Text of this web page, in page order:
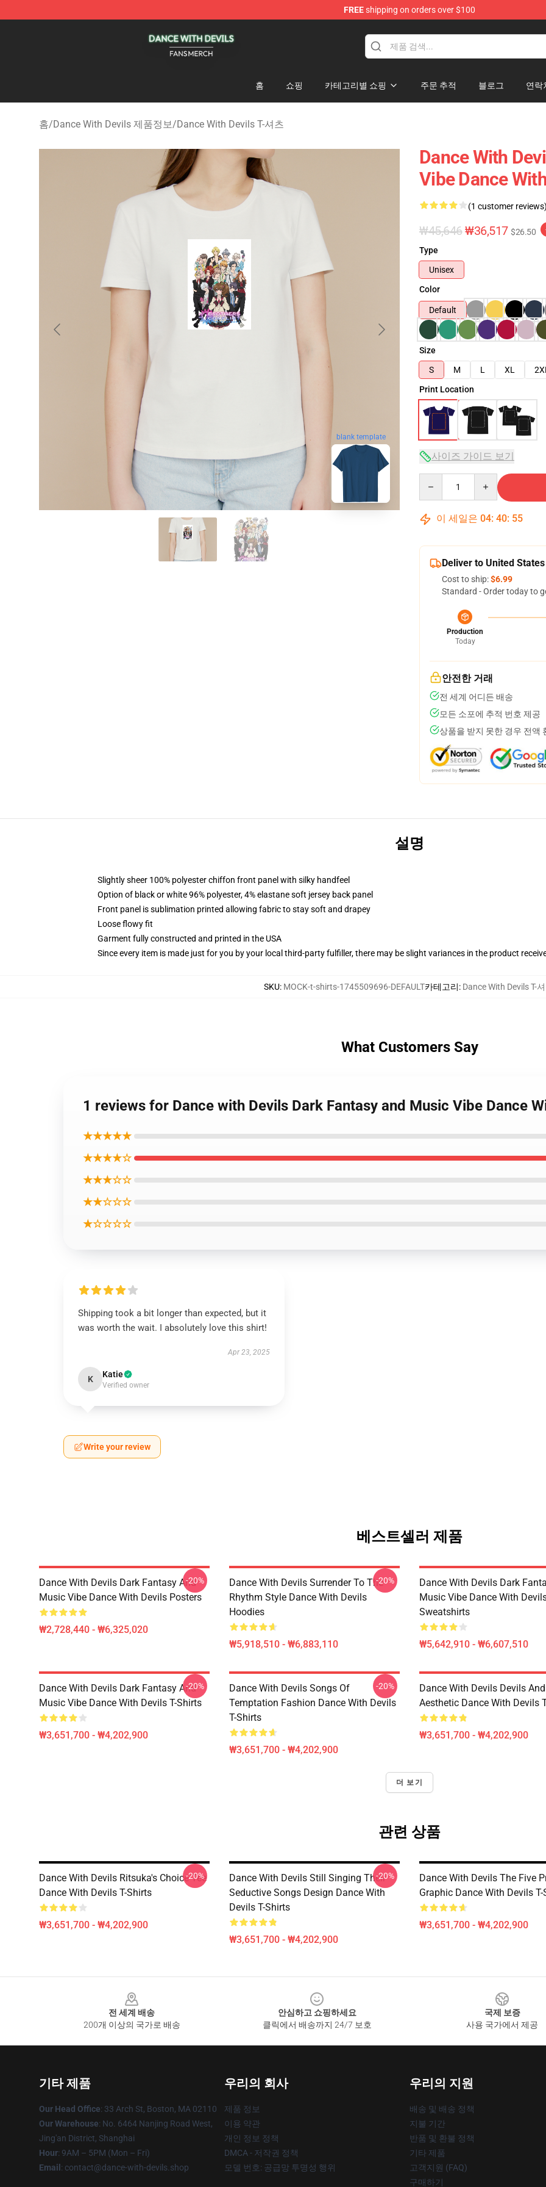
FREEshipping on orders over $100
홈 쇼핑 카테고리별 쇼핑 주문 추적 블로그 연락
홈/Dance With Devils 제품정보/Dance With Devils T-셔츠
blank template
Dance With
Vibe Dance
(1 customer reviews)
₩45,646₩36,517 $26.50
Type
Unisex
Color
Default
Size
S
M L XL 2XL
Print Location
사이즈 가이드 보기
이 세일은 04: 40: 54
Deliver to United States
Cost to ship:$6.99
Standard - Order today to
Production
Today
안전한 거래
전 세계 어디든 배송
모든 소포에 추적 번호 제공
상품을 받지 못한 경우 전액
설명
Slightly sheer 100% polyester chiffon front panel with silky handfeel
Option of black or white 96% polyester, 4% elastane soft jersey back panel
Front panel is sublimation printed allowing fabric to stay soft and drapey
Loose flowy fit
Garment fully constructed and printed in the USA
Since every item is made just for you by your local third-party fulfiller, there may be slight variances in the product
SKU: MOCK-t-shirts-1745509696-DEFAULT카테고리: Dance With Devils T-
What Customers Say
1 reviews for Dance with Devils Dark Fantasy and Music Vibe Dance
★★★★★
★★★★☆
★★★☆☆
★★☆☆☆
★☆☆☆☆
Shipping took a bit longer than expected, but it
was worth the wait. I absolutely love this shirt!
Apr 23, 2025
K Katie
Verified owner
Write your review
베스트셀러 제품
Dance With Devils Dark Fantasy And
Music Vibe Dance With Devils Posters
₩2,728,440 - ₩6,325,020
-20%
Dance With Devils Surrender To The
Rhythm Style Dance With Devils
Hoodies
₩5,918,510 - ₩6,883,110
-20%
Dance With Devils Dark
Music Vibe Dance With
Sweatshirts
₩5,642,910 - ₩6,607,510
Dance With Devils Dark Fantasy And
Music Vibe Dance With Devils T-Shirts
₩3,651,700 - ₩4,202,900
-20%
Dance With Devils Songs Of
Temptation Fashion Dance With Devils
T-Shirts
₩3,651,700 - ₩4,202,900
-20%
Dance With Devils Devils
Aesthetic Dance With Devils
₩3,651,700 - ₩4,202,900
더 보기
관련 상품
Dance With Devils Ritsuka's Choice Tee
Dance With Devils T-Shirts
₩3,651,700 - ₩4,202,900
-20%
Dance With Devils Still Singing Their
Seductive Songs Design Dance With
Devils T-Shirts
₩3,651,700 - ₩4,202,900
-20%
Dance With Devils The Five
Graphic Dance With Devils
₩3,651,700 - ₩4,202,900
전 세계 배송
200개 이상의 국가로 배송
안심하고 쇼핑하세요
클릭에서 배송까지 24/7 보호
국제 보증
사용 국가에서 제공
기타 제품
Our Head Office: 33 Arch St, Boston, MA 02110
Our Warehouse: No. 6464 Nanjing Road West,
Jing'an District, Shanghai
Hour: 9AM – 5PM (Mon – Fri)
Email : contact@dance-with-devils.shop
우리의 회사
제품 정보
이용 약관
개인 정보 정책
DMCA - 저작권 정책
모델 번호: 공급망 투명성 행위
우리의 지원
배송 및 배송 정책
지불 기간
반품 및 환불 정책
기타 제품
고객지원 (FAQ)
구매하기